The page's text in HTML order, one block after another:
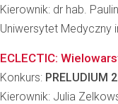
Kierownik: dr hab.
Uniwersytet Medyczny
ECLECTIC:
Konkurs: PRELUDIUM
Kierownik: Julia